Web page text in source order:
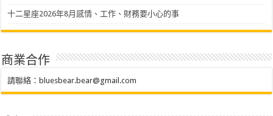
十二星座2026年8月感情、工作、財務要小心的事
商業合作
請聯絡： bluesbear.bear@gmail.com